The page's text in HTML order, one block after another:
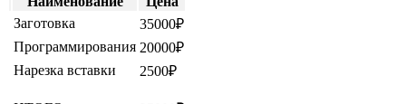
Заготовка
35000₽
Программирования 20000₽
Нарезка вставки
2500₽